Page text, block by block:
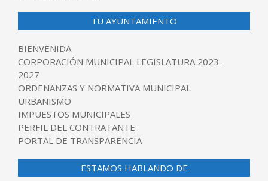
TU AYUNTAMIENTO
BIENVENIDA
CORPORACIÓN MUNICIPAL LEGISLATURA 2023-
2027
ORDENANZAS Y NORMATIVA MUNICIPAL
URBANISMO
IMPUESTOS MUNICIPALES
PERFIL DEL CONTRATANTE
PORTAL DE TRANSPARENCIA
ESTAMOS HABLANDO DE